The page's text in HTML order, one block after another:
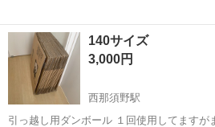
140サイズ
3,000円
西那須野駅
引っ越し用ダンボール １回使用してますがまだま